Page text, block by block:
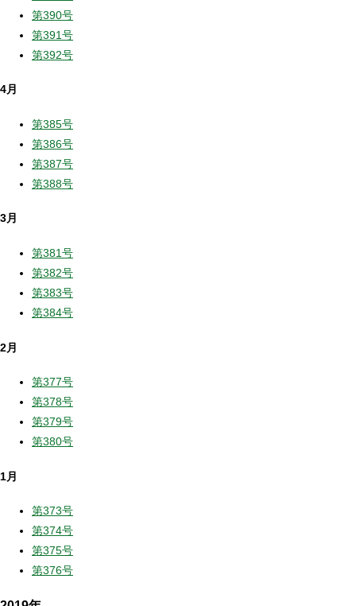
第390号
第391号
第392号
4月
第385号
第386号
第387号
第388号
3月
第381号
第382号
第383号
第384号
2月
第377号
第378号
第379号
第380号
1月
第373号
第374号
第375号
第376号